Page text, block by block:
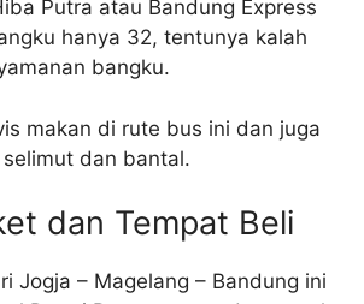
Putra atau Bandung Express
hanya 32, tentunya kalah
bangku.
makan di rute bus ini dan juga
dan bantal.
dan Tempat Beli
Jogja – Magelang – Bandung ini